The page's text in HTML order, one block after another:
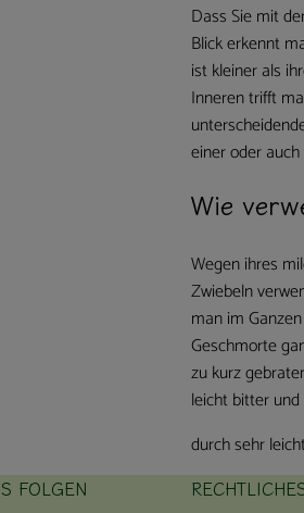
Dass Sie mit
Blick erkennt
ist kleiner als
Inneren trifft
einer oder
Wie
Wegen ihres
Zwiebeln
man im
Geschmorte
zu kurz
leicht bitter
durch sehr
FOLGEN